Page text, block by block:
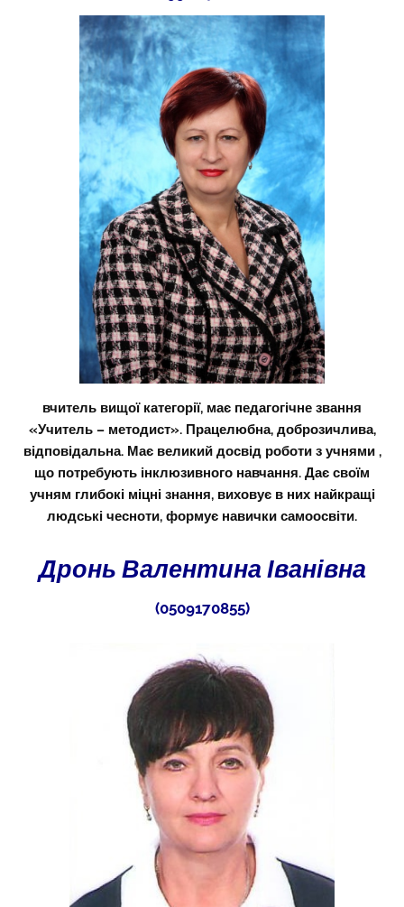
вчитель вищої категорії, має педагогічне звання
«Учитель – методист». Працелюбна, доброзичлива,
відповідальна. Має великий досвід роботи з учнями ,
що потребують інклюзивного навчання. Дає своїм
учням глибокі міцні знання, виховує в них найкращі
людські чесноти, формує навички самоосвіти.
Дронь Валентина Іванівна
(0509170855)